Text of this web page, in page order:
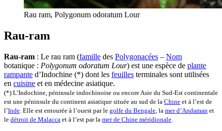
Rau ram, Polygonum odoratum Lour
Rau-ram
Rau-ram : Le rau ram (famille des Polygonacées – Nom
botanique : Polygonum odoratum Lour) est une espèce de plante
rampante d’Indochine (*) dont les feuilles terminales sont utilisées
en cuisine et en médecine asiatique.
(*) L’Indochine, péninsule indochinoise ou encore Asie du Sud-Est continentale
est une péninsule du continent asiatique située au sud de la Chine et à l’est de
l’Inde. Elle est entourée à l’ouest par le golfe du Bengale, la mer d’Andaman et
le détroit de Malacca et à l’est par la mer de Chine méridionale.